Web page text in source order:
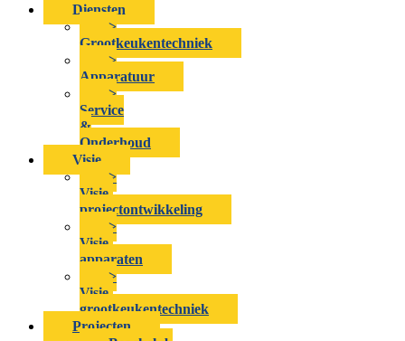
Diensten
>
Grootkeukentechniek
>
Apparatuur
>
Service
&
Onderhoud
Visie
>
Visie-
projectontwikkeling
>
Visie-
apparaten
>
Visie-
grootkeukentechniek
Projecten